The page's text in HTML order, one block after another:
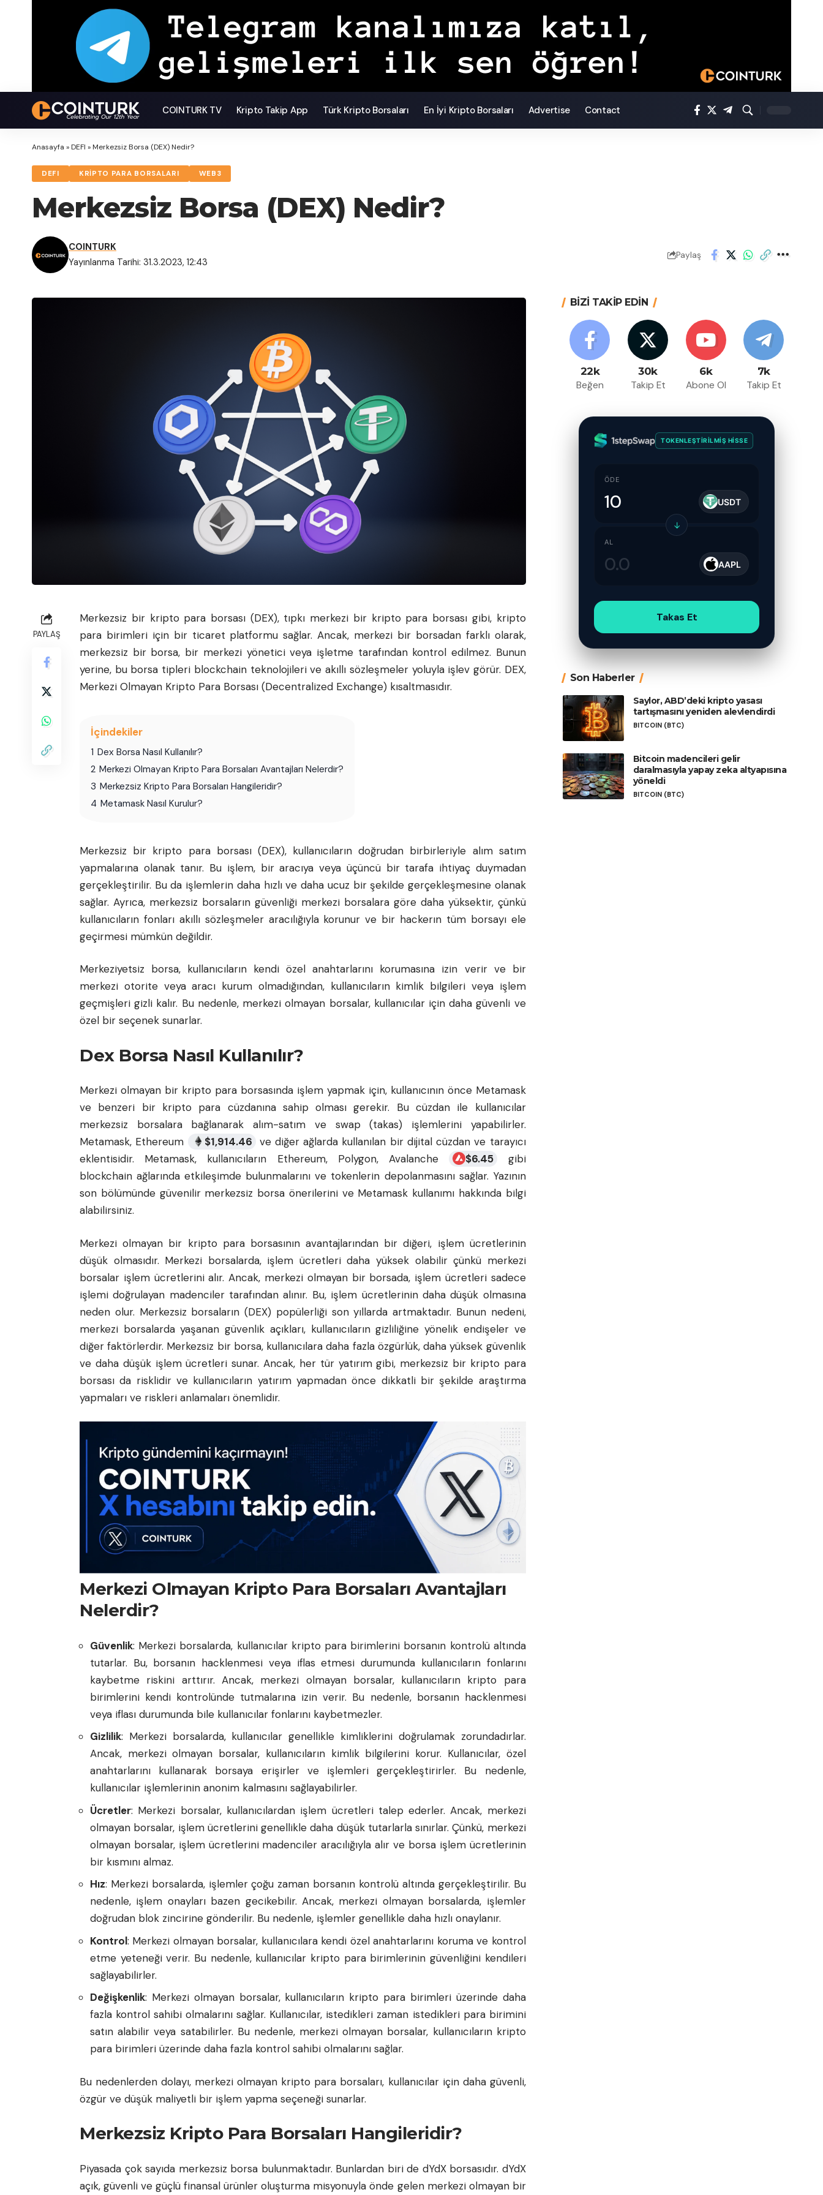
COINTURK TV Kripto Takip App Türk Kripto Borsaları En İyi Kripto Borsaları Advertise Contact
Anasayfa »DEFI »Merkezsiz Borsa (DEX) Nedir?
DEFI KRİPTO PARA BORSALARI WEB3
Merkezsiz Borsa (DEX) Nedir?
Yayınlanma Tarihi: 31.3.2023, 12:43
COINTURK
Paylaş
PAYLAŞ
Merkezsiz bir kripto para borsası (DEX), tıpkı merkezi bir kripto para borsası gibi, kripto
para birimleri için bir ticaret platformu sağlar. Ancak, merkezi bir borsadan farklı olarak,
merkezsiz bir borsa, bir merkezi yönetici veya işletme tarafından kontrol edilmez. Bunun
yerine, bu borsa tipleri blockchain teknolojileri ve akıllı sözleşmeler yoluyla işlev görür. DEX,
Merkezi Olmayan Kripto Para Borsası (Decentralized Exchange) kısaltmasıdır.
İçindekiler
1 Dex Borsa Nasıl Kullanılır?
2 Merkezi Olmayan Kripto Para Borsaları Avantajları Nelerdir?
3 Merkezsiz Kripto Para Borsaları Hangileridir?
4 Metamask Nasıl Kurulur?
Merkezsiz bir kripto para borsası (DEX), kullanıcıların doğrudan birbirleriyle alım satım
yapmalarına olanak tanır. Bu işlem, bir aracıya veya üçüncü bir tarafa ihtiyaç duymadan
gerçekleştirilir. Bu da işlemlerin daha hızlı ve daha ucuz bir şekilde gerçekleşmesine olanak
sağlar. Ayrıca, merkezsiz borsaların güvenliği merkezi borsalara göre daha yüksektir, çünkü
kullanıcıların fonları akıllı sözleşmeler aracılığıyla korunur ve bir hackerın tüm borsayı ele
geçirmesi mümkün değildir.
Merkeziyetsiz borsa, kullanıcıların kendi özel anahtarlarını korumasına izin verir ve bir
merkezi otorite veya aracı kurum olmadığından, kullanıcıların kimlik bilgileri veya işlem
geçmişleri gizli kalır. Bu nedenle, merkezi olmayan borsalar, kullanıcılar için daha güvenli ve
özel bir seçenek sunarlar.
Dex Borsa Nasıl Kullanılır?
Merkezi olmayan bir kripto para borsasında işlem yapmak için, kullanıcının önce Metamask
ve benzeri bir kripto para cüzdanına sahip olması gerekir. Bu cüzdan ile kullanıcılar
merkezsiz borsalara bağlanarak alım-satım ve swap (takas) işlemlerini yapabilirler.
Metamask, Ethereum
$1,914.46 ve diğer ağlarda kullanılan bir dijital cüzdan ve tarayıcı
eklentisidir. Metamask, kullanıcıların Ethereum, Polygon, Avalanche
$6.45
gibi
blockchain ağlarında etkileşimde bulunmalarını ve tokenlerin depolanmasını sağlar. Yazının
son bölümünde güvenilir merkezsiz borsa önerilerini ve Metamask kullanımı hakkında bilgi
alabilirsiniz.
Merkezi olmayan bir kripto para borsasının avantajlarından bir diğeri, işlem ücretlerinin
düşük olmasıdır. Merkezi borsalarda, işlem ücretleri daha yüksek olabilir çünkü merkezi
borsalar işlem ücretlerini alır. Ancak, merkezi olmayan bir borsada, işlem ücretleri sadece
işlemi doğrulayan madenciler tarafından alınır. Bu, işlem ücretlerinin daha düşük olmasına
neden olur. Merkezsiz borsaların (DEX) popülerliği son yıllarda artmaktadır. Bunun nedeni,
merkezi borsalarda yaşanan güvenlik açıkları, kullanıcıların gizliliğine yönelik endişeler ve
diğer faktörlerdir. Merkezsiz bir borsa, kullanıcılara daha fazla özgürlük, daha yüksek güvenlik
ve daha düşük işlem ücretleri sunar. Ancak, her tür yatırım gibi, merkezsiz bir kripto para
borsası da risklidir ve kullanıcıların yatırım yapmadan önce dikkatli bir şekilde araştırma
yapmaları ve riskleri anlamaları önemlidir.
Merkezi Olmayan Kripto Para Borsaları Avantajları
Nelerdir?
Güvenlik: Merkezi borsalarda, kullanıcılar kripto para birimlerini borsanın kontrolü altında
tutarlar. Bu, borsanın hacklenmesi veya iflas etmesi durumunda kullanıcıların fonlarını
kaybetme riskini arttırır. Ancak, merkezi olmayan borsalar, kullanıcıların kripto para
birimlerini kendi kontrolünde tutmalarına izin verir. Bu nedenle, borsanın hacklenmesi
veya iflası durumunda bile kullanıcılar fonlarını kaybetmezler.
Gizlilik: Merkezi borsalarda, kullanıcılar genellikle kimliklerini doğrulamak zorundadırlar.
Ancak, merkezi olmayan borsalar, kullanıcıların kimlik bilgilerini korur. Kullanıcılar, özel
anahtarlarını kullanarak borsaya erişirler ve işlemleri gerçekleştirirler. Bu nedenle,
kullanıcılar işlemlerinin anonim kalmasını sağlayabilirler.
Ücretler: Merkezi borsalar, kullanıcılardan işlem ücretleri talep ederler. Ancak, merkezi
olmayan borsalar, işlem ücretlerini genellikle daha düşük tutarlarla sınırlar. Çünkü, merkezi
olmayan borsalar, işlem ücretlerini madenciler aracılığıyla alır ve borsa işlem ücretlerinin
bir kısmını almaz.
Hız: Merkezi borsalarda, işlemler çoğu zaman borsanın kontrolü altında gerçekleştirilir. Bu
nedenle, işlem onayları bazen gecikebilir. Ancak, merkezi olmayan borsalarda, işlemler
doğrudan blok zincirine gönderilir. Bu nedenle, işlemler genellikle daha hızlı onaylanır.
Kontrol: Merkezi olmayan borsalar, kullanıcılara kendi özel anahtarlarını koruma ve kontrol
etme yeteneği verir. Bu nedenle, kullanıcılar kripto para birimlerinin güvenliğini kendileri
sağlayabilirler.
Değişkenlik: Merkezi olmayan borsalar, kullanıcıların kripto para birimleri üzerinde daha
fazla kontrol sahibi olmalarını sağlar. Kullanıcılar, istedikleri zaman istedikleri para birimini
satın alabilir veya satabilirler. Bu nedenle, merkezi olmayan borsalar, kullanıcıların kripto
para birimleri üzerinde daha fazla kontrol sahibi olmalarını sağlar.
Bu nedenlerden dolayı, merkezi olmayan kripto para borsaları, kullanıcılar için daha güvenli,
özgür ve düşük maliyetli bir işlem yapma seçeneği sunarlar.
Merkezsiz Kripto Para Borsaları Hangileridir?
Piyasada çok sayıda merkezsiz borsa bulunmaktadır. Bunlardan biri de dYdX borsasıdır. dYdX
açık, güvenli ve güçlü finansal ürünler oluşturma misyonuyla önde gelen merkezi olmayan bir
BİZİ TAKİP EDİN
22k
Beğen
30k
Takip Et
6k
Abone Ol
7k
Takip Et
TOKENLEŞTIRILMIŞ HISSE
ÖDE
USDT
↓
AL
AAPL
Takas Et
Son Haberler
Saylor, ABD’deki kripto yasası
tartışmasını yeniden alevlendirdi
BITCOIN (BTC)
Bitcoin madencileri gelir
daralmasıyla yapay zeka altyapısına
yöneldi
BITCOIN (BTC)